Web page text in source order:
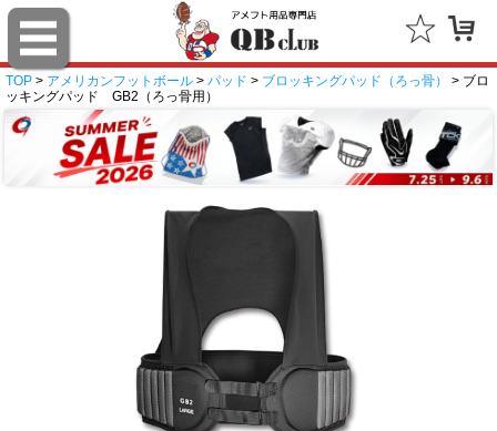
TOP > アメリカンフットボール > パッド > ブロッキングパッド（ろっ骨）
> ブロ
ッキングパッド GB2（ろっ骨用）